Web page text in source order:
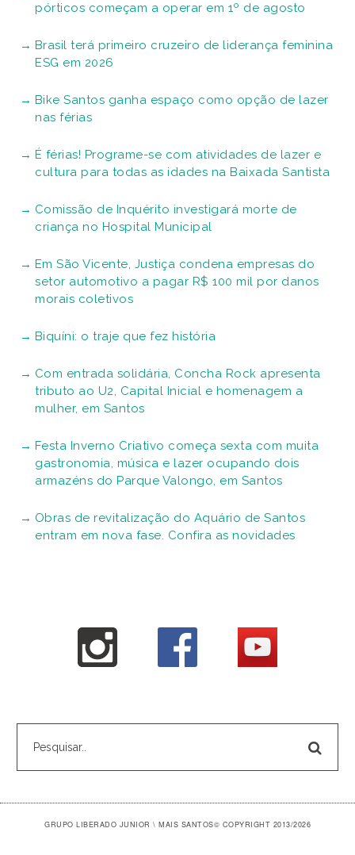
pórticos começam a operar em 1º de agosto
Brasil terá primeiro cruzeiro de liderança feminina
ESG em 2026
Bike Santos ganha espaço como opção de lazer
nas férias
É férias! Programe-se com atividades de lazer e
cultura para todas as idades na Baixada Santista
Comissão de Inquérito investigará morte de
criança no Hospital Municipal
Em São Vicente, Justiça condena empresas do
setor automotivo a pagar R$ 100 mil por danos
morais coletivos
Biquíni: o traje que fez história
Com entrada solidária, Concha Rock apresenta
tributo ao U2, Capital Inicial e homenagem a
mulher, em Santos
Festa Inverno Criativo começa sexta com muita
gastronomia, música e lazer ocupando dois
armazéns do Parque Valongo, em Santos
Obras de revitalização do Aquário de Santos
entram em nova fase. Confira as novidades
GRUPO LIBERADO JUNIOR \ MAIS SANTOS© COPYRIGHT 2013/2026